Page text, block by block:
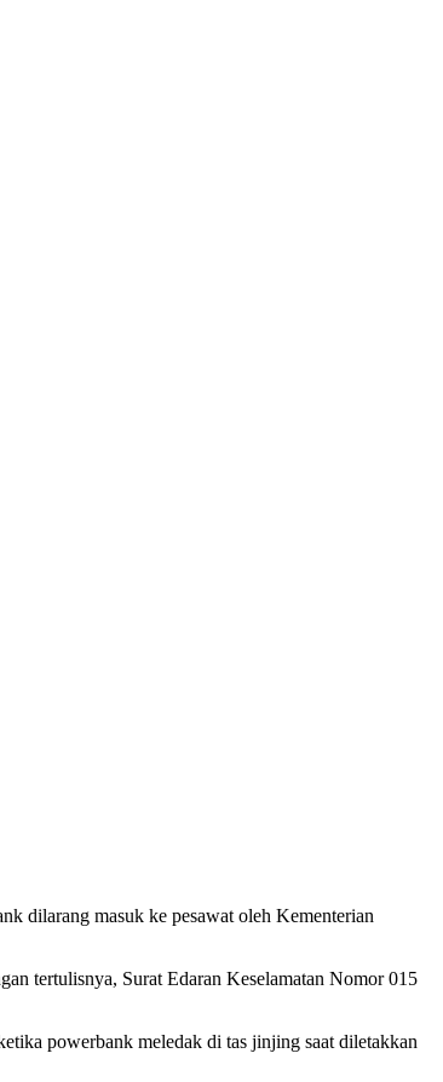
dilarang masuk ke pesawat oleh Kementerian
tertulisnya, Surat Edaran Keselamatan Nomor 015
powerbank meledak di tas jinjing saat diletakkan